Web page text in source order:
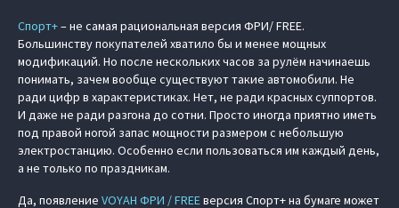
Спорт+– не самая рациональная версия ФРИ/ FREE.
Большинству покупателей хватило бы и менее мощных
модификаций. Но после нескольких часов за рулём начинаешь
понимать, зачем вообще существуют такие автомобили. Не
ради цифр в характеристиках. Нет, не ради красных суппортов.
И даже не ради разгона до сотни. Просто иногда приятно иметь
под правой ногой запас мощности размером с небольшую
электростанцию. Особенно если пользоваться им каждый день,
а не только по праздникам.
Да, появление VOYAH ФРИ / FREEверсия Спорт+ на бумаге может